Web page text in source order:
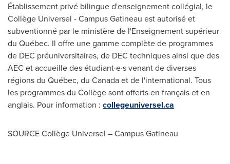
Établissement privé bilingue d'enseignement collégial, le
Collège Universel - Campus Gatineau est autorisé et
subventionné par le ministère de l'Enseignement supérieur
du Québec. Il offre une gamme complète de programmes
de DEC préuniversitaires, de DEC techniques ainsi que des
AEC et accueille des étudiant·e·s venant de diverses
régions du Québec, du Canada et de l'international. Tous
les programmes du Collège sont offerts en français et en
anglais. Pour information : collegeuniversel.ca
SOURCE Collège Universel – Campus Gatineau